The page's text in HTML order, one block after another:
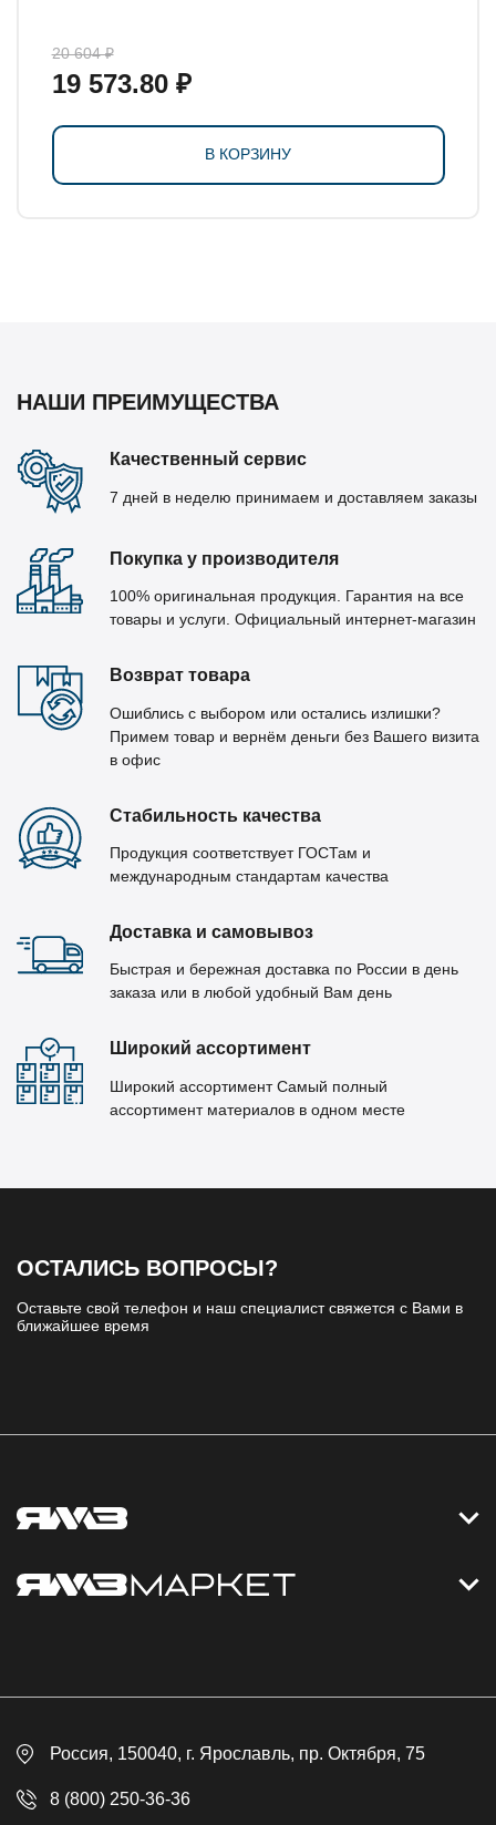
20 604 ₽
19 573.80 ₽
В КОРЗИНУ
НАШИ ПРЕИМУЩЕСТВА
Качественный сервис
7 дней в неделю принимаем и доставляем заказы
Покупка у производителя
100% оригинальная продукция. Гарантия на все
товары и услуги. Официальный интернет-магазин
Возврат товара
Ошиблись с выбором или остались излишки?
Примем товар и вернём деньги без Вашего визита
в офис
Стабильность качества
Продукция соответствует ГОСТам и
международным стандартам качества
Доставка и самовывоз
Быстрая и бережная доставка по России в день
заказа или в любой удобный Вам день
Широкий ассортимент
Широкий ассортимент Самый полный
ассортимент материалов в одном месте
ОСТАЛИСЬ ВОПРОСЫ?
Оставьте свой телефон и наш специалист свяжется с Вами в
ближайшее время
Контакты
Доставка
Контакты
Россия, 150040, г. Ярославль, пр. Октября, 75
8 (800) 250-36-36